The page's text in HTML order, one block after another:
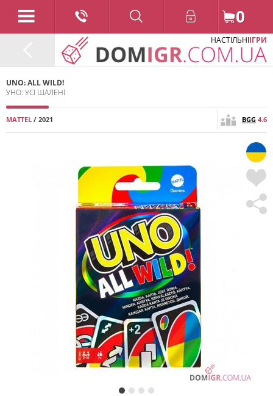
0
НАСТІЛЬНІІГРИ
UNO: ALL WILD!
УНО: УСІ ШАЛЕНІ
MATTEL / 2021 BGG 4.6